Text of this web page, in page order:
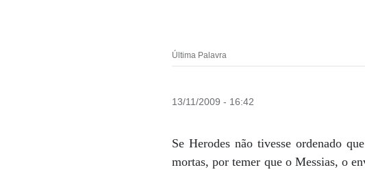
Última Palavra
13/11/2009 - 16:42
Se Herodes não tivesse ordenado
mortas, por temer que o Messias, o